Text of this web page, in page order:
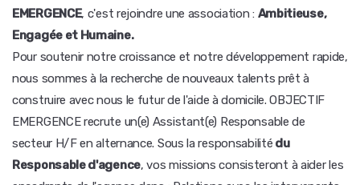
EMERGENCE, c'est rejoindre une association : Ambitieuse,
Engagée et Humaine.
Pour soutenir notre croissance et notre développement rapide,
nous sommes à la recherche de nouveaux talents prêt à
construire avec nous le futur de l'aide à domicile. OBJECTIF
EMERGENCE recrute un(e) Assistant(e) Responsable de
secteur H/F en alternance. Sous la responsabilité du
Responsable d'agence, vos missions consisteront à aider les